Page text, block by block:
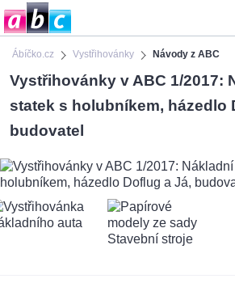
Ábíčko.cz Vystřihovánky Návody z ABC
Vystřihovánky v ABC 1/2017:
statek s holubníkem, házedlo
budovatel